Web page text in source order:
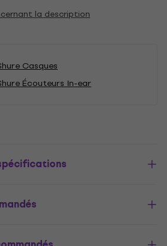
la description
Casques
Écouteurs In-ear